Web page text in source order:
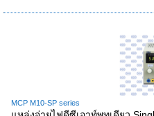
MCP M10-SP series